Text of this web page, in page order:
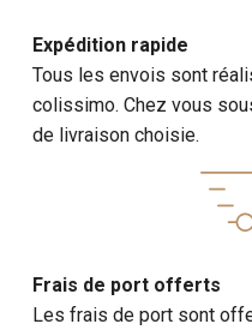
Expédition rapide
Tous les envois sont
colissimo. Chez vous
de livraison choisie.
Frais de port offerts
Les frais de port sont